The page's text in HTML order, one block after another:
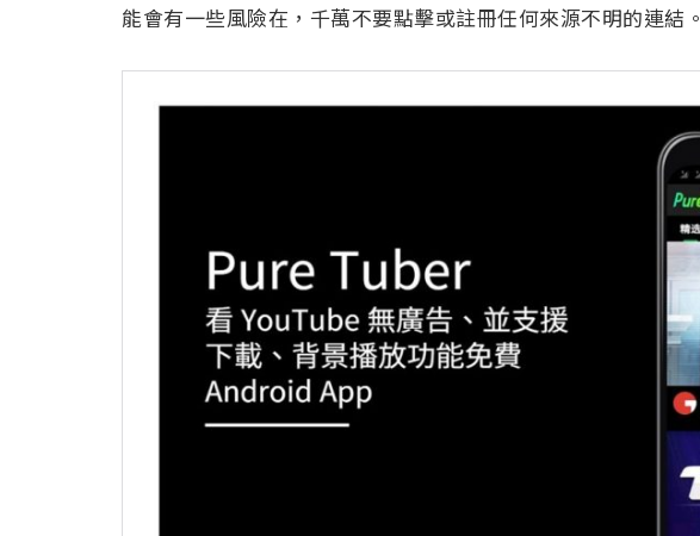
能會有一些風險在，千萬不要點擊或註冊任何來源不明的連結。